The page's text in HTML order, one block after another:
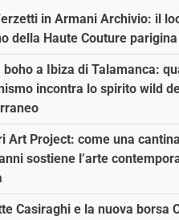
in Armani Archivio: il
della Haute Couture parigina
boho a Ibiza di Talamanca:
incontra lo spirito wild
Art Project: come una
sostiene l’arte
Casiraghi e la nuova borsa